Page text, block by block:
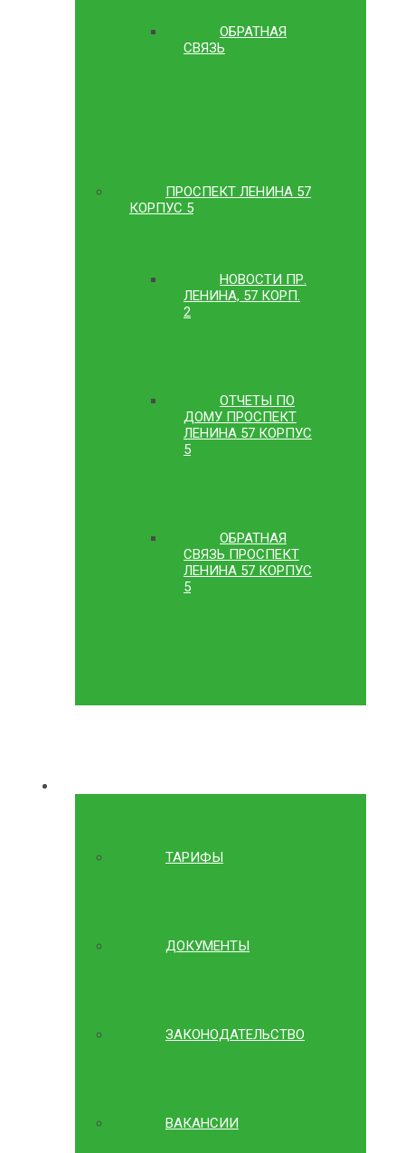
ОБРАТНАЯ
СВЯЗЬ
ПРОСПЕКТ ЛЕНИНА 57
КОРПУС 5
НОВОСТИ ПР.
ЛЕНИНА, 57 КОРП.
2
ОТЧЕТЫ ПО
ДОМУ ПРОСПЕКТ
ЛЕНИНА 57 КОРПУС
5
ОБРАТНАЯ
СВЯЗЬ ПРОСПЕКТ
ЛЕНИНА 57 КОРПУС
5
ТАРИФЫ
ДОКУМЕНТЫ
ЗАКОНОДАТЕЛЬСТВО
ВАКАНСИИ